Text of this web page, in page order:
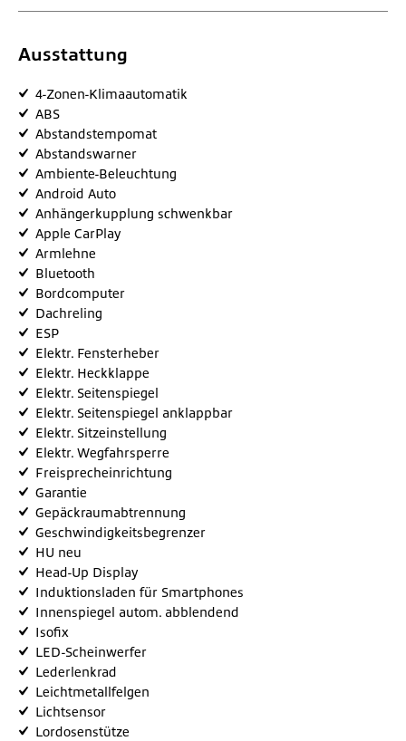
Ausstattung
4-Zonen-Klimaautomatik
ABS
Abstandstempomat
Abstandswarner
Ambiente-Beleuchtung
Android Auto
Anhängerkupplung schwenkbar
Apple CarPlay
Armlehne
Bluetooth
Bordcomputer
Dachreling
ESP
Elektr. Fensterheber
Elektr. Heckklappe
Elektr. Seitenspiegel
Elektr. Seitenspiegel anklappbar
Elektr. Sitzeinstellung
Elektr. Wegfahrsperre
Freisprecheinrichtung
Garantie
Gepäckraumabtrennung
Geschwindigkeitsbegrenzer
HU neu
Head-Up Display
Induktionsladen für Smartphones
Innenspiegel autom. abblendend
Isofix
LED-Scheinwerfer
Lederlenkrad
Leichtmetallfelgen
Lichtsensor
Lordosenstütze